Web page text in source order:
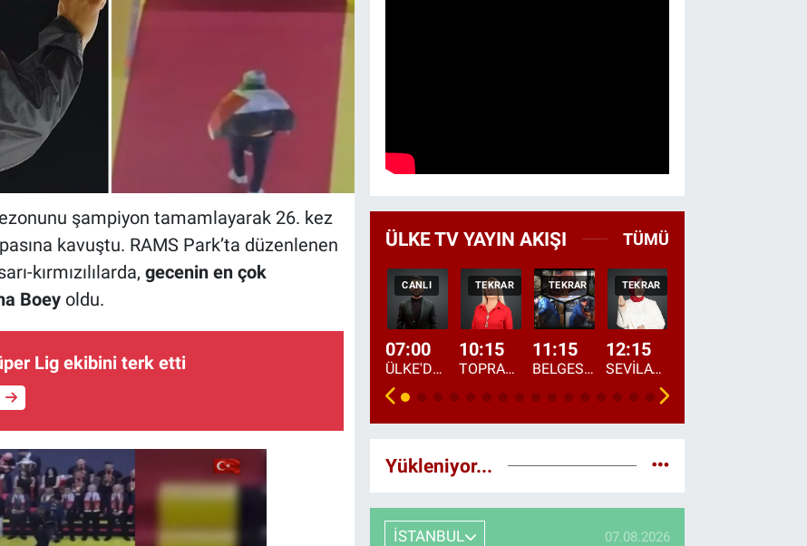
şampiyon tamamlayarak 26. kez
kavuştu. RAMS Park’ta düzenlenen
kırmızılılarda, gecenin en çok
Boeyoldu.
Lig ekibini terk etti
ÜLKE TV YAYIN AKIŞI TÜMÜ
CANLI
07:00
ÜLKE'DE BU SABAH
TEKRAR
10:15
TOPRAKTAN SOFRAYA
TEKRAR
11:15
BELGESEL: "ÜLKE'NİN ALIN TERİ"
TEKRAR
12:15
SEVİLAY SUNGUR İLE ELİMİN BEREKETİ
Yükleniyor...
İSTANBUL 07.08.2026